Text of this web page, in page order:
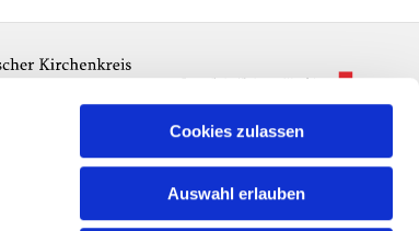
Cookies zulassen
Auswahl erlauben